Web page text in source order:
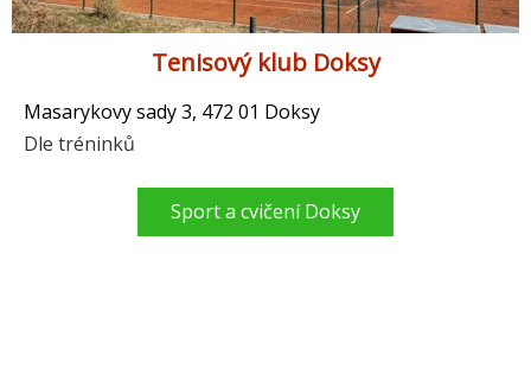
Tenisový klub Doksy
Masarykovy sady 3, 472 01 Doksy
Dle tréninků
Sport a cvičení Doksy